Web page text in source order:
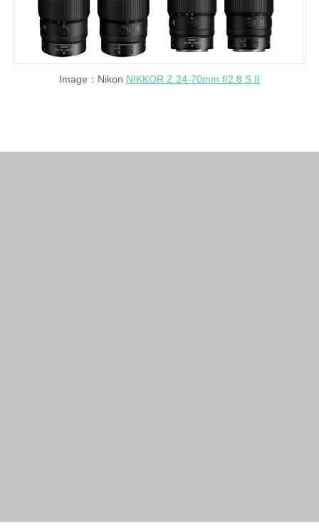
Image：Nikon NIKKOR Z 24-70mm f/2.8 S II